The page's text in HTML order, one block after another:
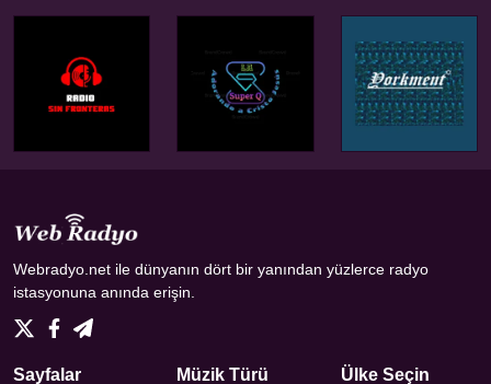
Webradyo.net ile dünyanın dört bir yanından yüzlerce radyo
istasyonuna anında erişin.
Sayfalar Müzik Türü Ülke Seçin